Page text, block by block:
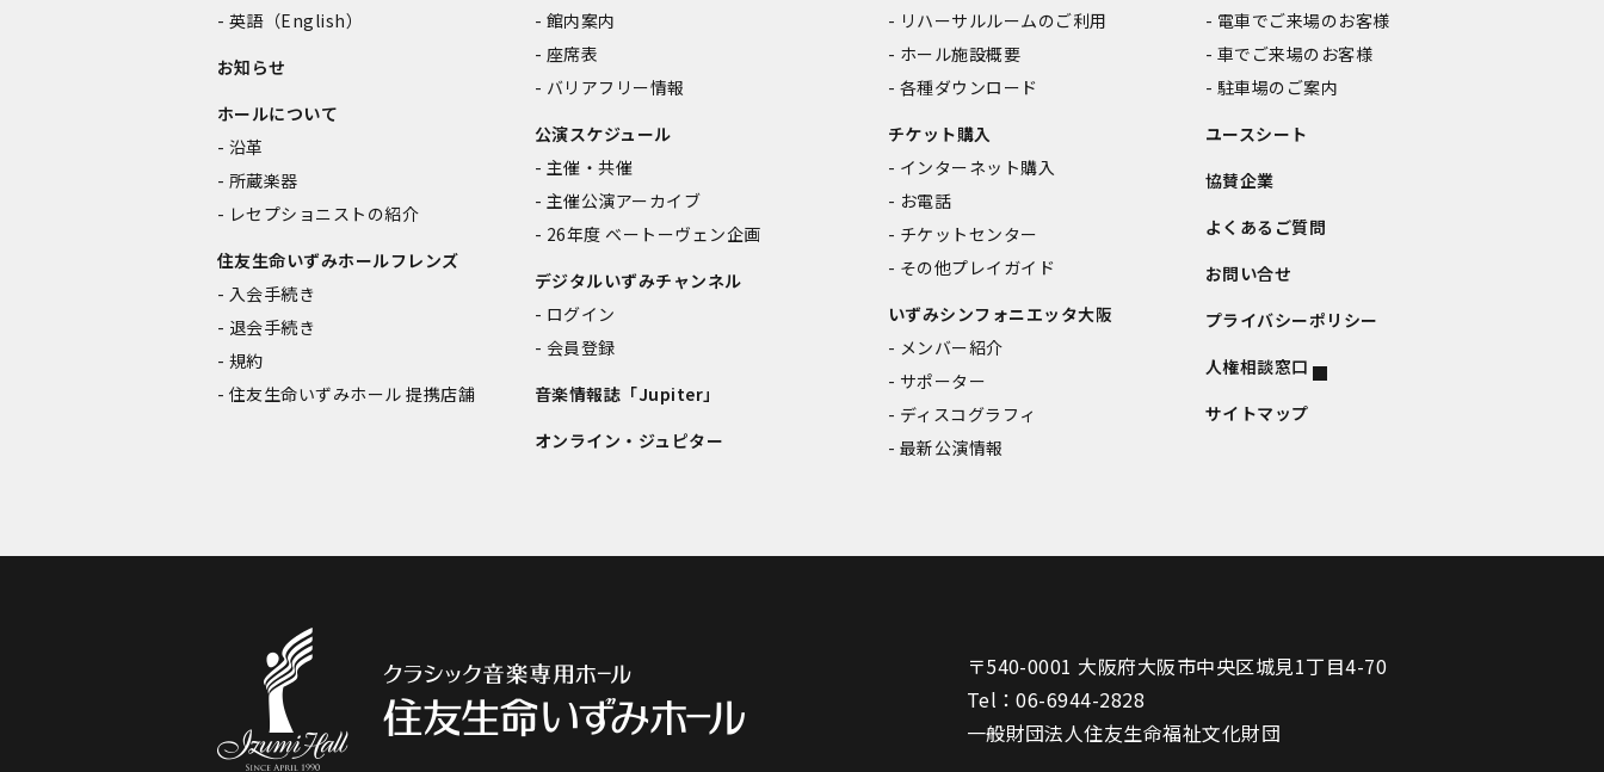
英語（English）
お知らせ
ホールについて
沿革
所蔵楽器
レセプショニストの紹介
住友生命いずみホールフレンズ
入会手続き
退会手続き
規約
住友生命いずみホール 提携店舗
館内案内
座席表
バリアフリー情報
公演スケジュール
主催・共催
主催公演アーカイブ
26年度 ベートーヴェン企画
デジタルいずみチャンネル
ログイン
会員登録
音楽情報誌「Jupiter」
オンライン・ジュピター
リハーサルルームのご利用
ホール施設概要
各種ダウンロード
チケット購入
インターネット購入
お電話
チケットセンター
その他プレイガイド
いずみシンフォニエッタ大阪
メンバー紹介
サポーター
ディスコグラフィ
最新公演情報
電車でご来場のお客様
車でご来場のお客様
駐車場のご案内
ユースシート
協賛企業
よくあるご質問
お問い合せ
プライバシーポリシー
人権相談窓口
サイトマップ
〒540-0001 大阪府大阪市中央区城見1丁目4-70
Tel：06-6944-2828
一般財団法人住友生命福祉文化財団